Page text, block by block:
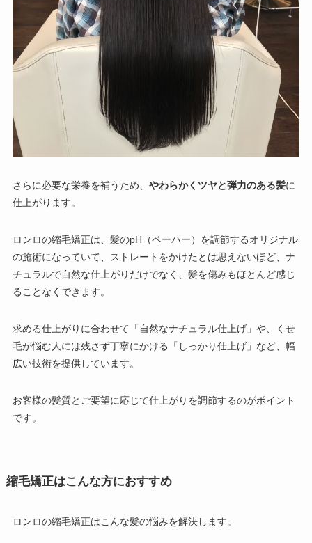
さらに必要な栄養を補うため、 やわらかくツヤと弾力のある髪に
仕上がります。
ロンロの縮毛矯正は、髪のpH（ペーハー）を調節するオリジナル
の施術になっていて、ストレートをかけたとは思えないほど、ナ
チュラルで自然な仕上がりだけでなく、髪を傷みもほとんど感じ
ることなくできます。
求める仕上がりに合わせて「自然なナチュラル仕上げ」や、くせ
毛が悩む人には残さず丁寧にかける「しっかり仕上げ」など、幅
広い技術を提供しています。
お客様の髪質とご要望に応じて仕上がりを調節するのがポイント
です。
縮毛矯正はこんな方におすすめ
ロンロの縮毛矯正はこんな髪の悩みを解決します。